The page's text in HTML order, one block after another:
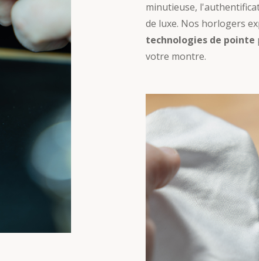
minutieuse,
de luxe. Nos horlogers
technologies de pointe
votre montre.